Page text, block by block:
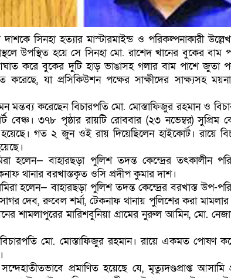
সিনহা হত্যার মাস্টারমাইন্ড ও পরিকল্পনাকারী
উপস্থিত হয়ে সে সিনহা মো. রাশেদ খানের বুকের বাম
করে বুকের দুটি হাড় ভাঙাসহ গলার বাম পাশে জুতা
করেছে, যা প্রসিকিউশন পক্ষের সাক্ষীদের সাক্ষ্যসহ
মন্তব্য করেছেন বিচারপতি মো. মোস্তাফিজুর রহমান ও
বেঞ্চ। ৩৭৮ পৃষ্ঠার রায়টি রোববার (২৩ নভেম্বর) সুপ্রিম
গত ২ জুন ওই রায় দিয়েছিলেন হাইকোর্ট। রায়ে
হলেন— বাহারছড়া পুলিশ তদন্ত কেন্দ্রের তৎকালীন
থানার বরখাস্তকৃত ওসি প্রদীপ কুমার দাশ।
হলেন— বাহারছড়া পুলিশ তদন্ত কেন্দ্রের বরখাস্ত উপ-
দেব, রুবেল শর্মা, টেকনাফ থানায় পুলিশের করা মামলার
শামলাপুরের মারিশবুনিয়া গ্রামের নুরুল আমিন, মো.
বিচারপতি মো. মোস্তাফিজুর রহমান। রায়ে একমত পোষণ
প্রমাণিত হয়েছে যে, মৃত্যুদণ্ডপ্রাপ্ত আসামি